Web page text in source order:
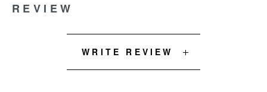
REVIEW
WRITE REVIEW